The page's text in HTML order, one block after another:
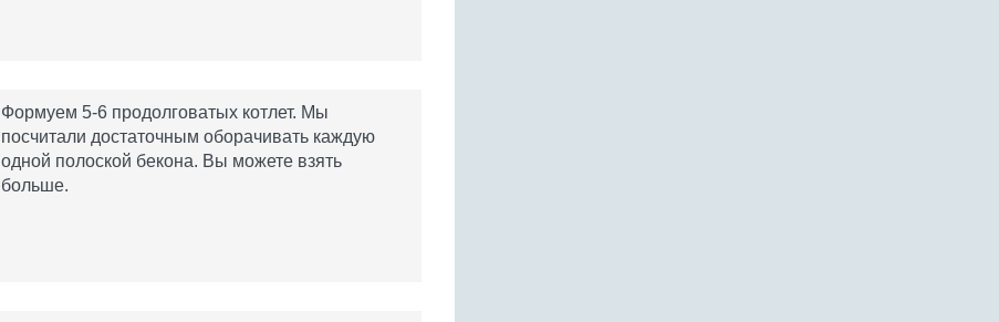
Формуем 5-6 продолговатых котлет. Мы
посчитали достаточным оборачивать каждую
одной полоской бекона. Вы можете взять
больше.